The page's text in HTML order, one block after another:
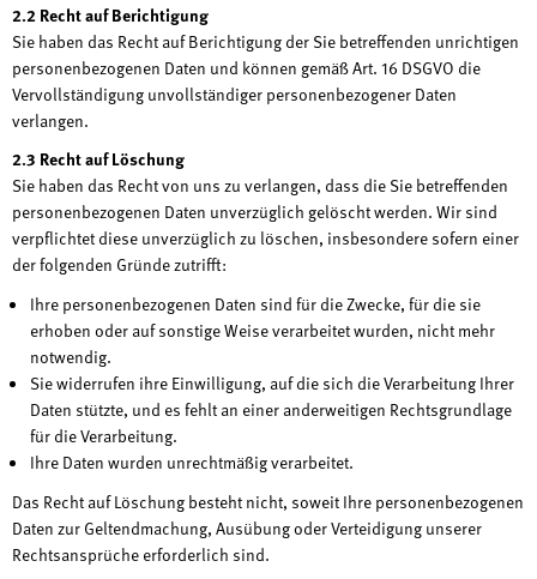
2.2 Recht auf Berichtigung
Sie haben das Recht auf Berichtigung der Sie betreffenden unrichtigen
personenbezogenen Daten und können gemäß Art. 16 DSGVO die
Vervollständigung unvollständiger personenbezogener Daten
verlangen.
2.3 Recht auf Löschung
Sie haben das Recht von uns zu verlangen, dass die Sie betreffenden
personenbezogenen Daten unverzüglich gelöscht werden. Wir sind
verpflichtet diese unverzüglich zu löschen, insbesondere sofern einer
der folgenden Gründe zutrifft:
Ihre personenbezogenen Daten sind für die Zwecke, für die sie
erhoben oder auf sonstige Weise verarbeitet wurden, nicht mehr
notwendig.
Sie widerrufen ihre Einwilligung, auf die sich die Verarbeitung Ihrer
Daten stützte, und es fehlt an einer anderweitigen Rechtsgrundlage
für die Verarbeitung.
Ihre Daten wurden unrechtmäßig verarbeitet.
Das Recht auf Löschung besteht nicht, soweit Ihre personenbezogenen
Daten zur Geltendmachung, Ausübung oder Verteidigung unserer
Rechtsansprüche erforderlich sind.